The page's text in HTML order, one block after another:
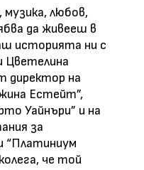
любов,
да живееш в
историята ни с
Цветелина
директор на
Естейт”,
Уайнъри” и на
за
“Платиниум
че той